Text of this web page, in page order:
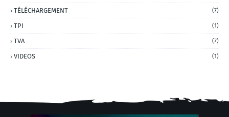
TÉLÉCHARGEMENT (7)
TPI (1)
TVA (7)
VIDEOS (1)